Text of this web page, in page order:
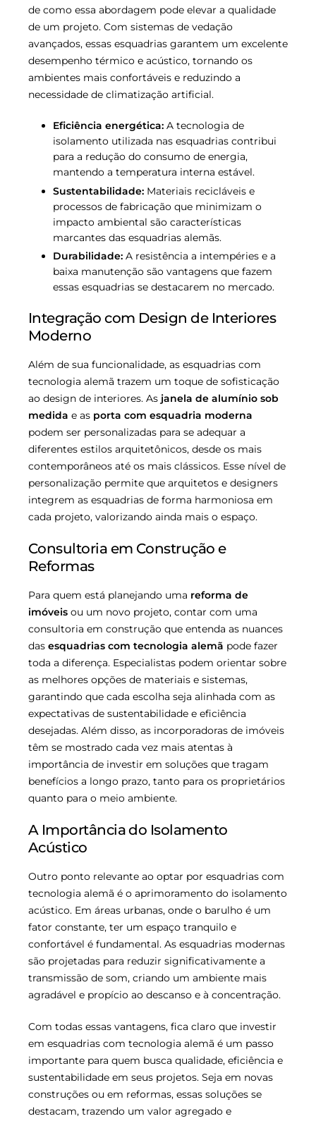
de como essa abordagem pode elevar a qualidade
de um projeto. Com sistemas de vedação
avançados, essas esquadrias garantem um excelente
desempenho térmico e acústico, tornando os
ambientes mais confortáveis e reduzindo a
necessidade de climatização artificial.
Eficiência energética: A tecnologia de
isolamento utilizada nas esquadrias contribui
para a redução do consumo de energia,
mantendo a temperatura interna estável.
Sustentabilidade: Materiais recicláveis e
processos de fabricação que minimizam o
impacto ambiental são características
marcantes das esquadrias alemãs.
Durabilidade: A resistência a intempéries e a
baixa manutenção são vantagens que fazem
essas esquadrias se destacarem no mercado.
Integração com Design de Interiores
Moderno
Além de sua funcionalidade, as esquadrias com
tecnologia alemã trazem um toque de sofisticação
ao design de interiores. As janela de alumínio sob
medida e as porta com esquadria moderna
podem ser personalizadas para se adequar a
diferentes estilos arquitetônicos, desde os mais
contemporâneos até os mais clássicos. Esse nível de
personalização permite que arquitetos e designers
integrem as esquadrias de forma harmoniosa em
cada projeto, valorizando ainda mais o espaço.
Consultoria em Construção e
Reformas
Para quem está planejando uma reforma de
imóveis ou um novo projeto, contar com uma
consultoria em construção que entenda as nuances
das esquadrias com tecnologia alemã pode fazer
toda a diferença. Especialistas podem orientar sobre
as melhores opções de materiais e sistemas,
garantindo que cada escolha seja alinhada com as
expectativas de sustentabilidade e eficiência
desejadas. Além disso, as incorporadoras de imóveis
têm se mostrado cada vez mais atentas à
importância de investir em soluções que tragam
benefícios a longo prazo, tanto para os proprietários
quanto para o meio ambiente.
A Importância do Isolamento
Acústico
Outro ponto relevante ao optar por esquadrias com
tecnologia alemã é o aprimoramento do isolamento
acústico. Em áreas urbanas, onde o barulho é um
fator constante, ter um espaço tranquilo e
confortável é fundamental. As esquadrias modernas
são projetadas para reduzir significativamente a
transmissão de som, criando um ambiente mais
agradável e propício ao descanso e à concentração.
Com todas essas vantagens, fica claro que investir
em esquadrias com tecnologia alemã é um passo
importante para quem busca qualidade, eficiência e
sustentabilidade em seus projetos. Seja em novas
construções ou em reformas, essas soluções se
destacam, trazendo um valor agregado e